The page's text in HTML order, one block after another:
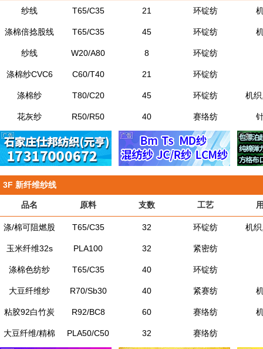
纱线 T65/C35 21 环锭纺
涤棉倍捻股线 T65/C35 45 环锭纺
纱线 W20/A80 8 环锭纺
涤棉纱CVC6 C60/T40 21 环锭纺
涤棉纱 T80/C20 45 环锭纺 机
花灰纱 R50/R50 40 赛络纺
3F 新纤维纱线
品名 原料 支数 工艺
涤/棉可阻燃股 T65/C35 32 环锭纺 机
玉米纤维32s PLA100 32 紧密纺
涤棉色纺纱 T65/C35 40 环锭纺
大豆纤维纱 R70/Sb30 40 紧赛纺
粘胶92白竹炭 R92/BC8 60 赛络纺
大豆纤维/精棉 PLA50/C50 32 赛络纺